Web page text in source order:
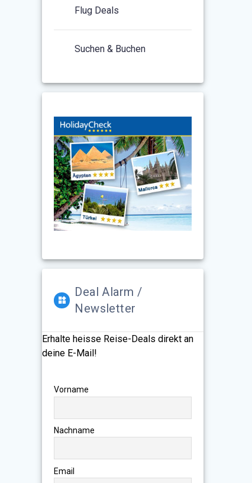
Flug Deals
Suchen & Buchen
Deal Alarm /
Newsletter
Erhalte heisse Reise-Deals direkt an
deine E-Mail!
Vorname
Nachname
Email